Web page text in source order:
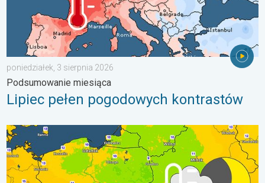
poniedziałek, 3 sierpnia 2026
Podsumowanie miesiąca
Lipiec pełen pogodowych kontrastów
Wracają rześkie noce. Chłodniejsze powietrze. . . czwartek, 6